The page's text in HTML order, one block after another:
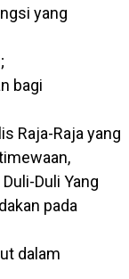
yang
bagi
Raja-Raja yang
Duli Yang
pada
dalam